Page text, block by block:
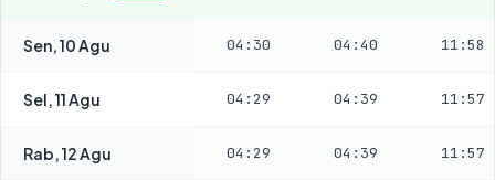
Sen, 10 Agu 04:30 04:40 11:58
Sel, 11 Agu 04:29 04:39 11:57
Rab, 12 Agu 04:29 04:39 11:57